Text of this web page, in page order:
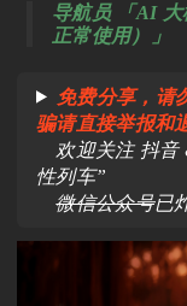
导航员 「AI
正常使用）」
免费分享，请
骗请直接举报和
欢迎关注 抖音
性列车”
微信公众号已